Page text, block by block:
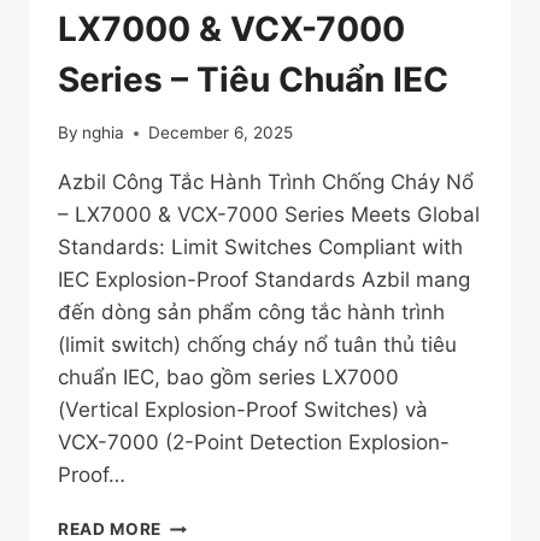
LX7000 & VCX-7000
Series – Tiêu Chuẩn IEC
By nghia December 6, 2025
Azbil Công Tắc Hành Trình Chống Cháy Nổ
– LX7000 & VCX-7000 Series Meets Global
Standards: Limit Switches Compliant with
IEC Explosion-Proof Standards Azbil mang
đến dòng sản phẩm công tắc hành trình
(limit switch) chống cháy nổ tuân thủ tiêu
chuẩn IEC, bao gồm series LX7000
(Vertical Explosion-Proof Switches) và
VCX-7000 (2-Point Detection Explosion-
Proof…
READ MORE AZBIL